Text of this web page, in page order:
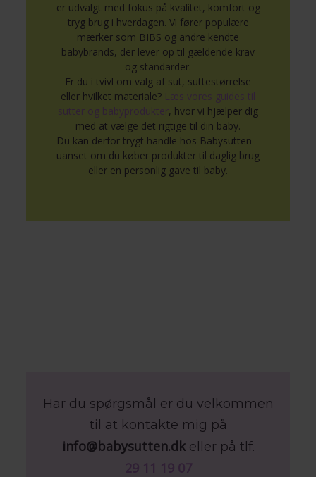
er udvalgt med fokus på kvalitet, komfort og
tryg brug i hverdagen. Vi fører populære
mærker som BIBS og andre kendte
babybrands, der lever op til gældende krav
og standarder.
Er du i tvivl om valg af sut, suttestørrelse
eller hvilket materiale? Læs vores guides til
sutter og babyprodukter, hvor vi hjælper dig
med at vælge det rigtige til din baby.
Du kan derfor trygt handle hos Babysutten –
uanset om du køber produkter til daglig brug
eller en personlig gave til baby.
Har du spørgsmål er du velkommen
til at kontakte mig på
info@babysutten.dkeller på tlf.
29 11 19 07